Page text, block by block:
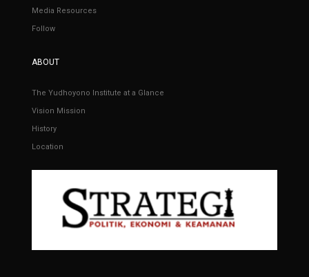
Media Resources
Follow
ABOUT
The Yudhoyono Institute at a Glance
Vision Mission
History
Location